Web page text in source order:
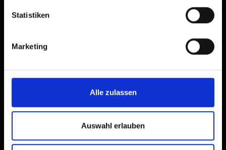
Statistiken
Marketing
Alle zulassen
Auswahl erlauben